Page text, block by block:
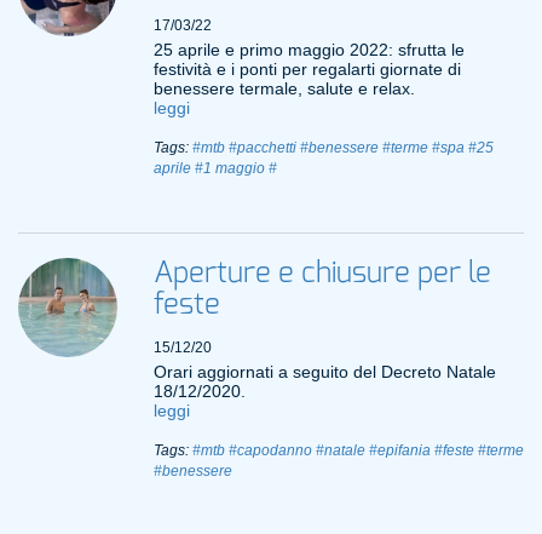
17/03/22
25 aprile e primo maggio 2022: sfrutta le
festività e i ponti per regalarti giornate di
benessere termale, salute e relax.
leggi
Tags: #mtb #pacchetti #benessere #terme #spa #25
aprile #1 maggio #
Aperture e chiusure per le
feste
15/12/20
Orari aggiornati a seguito del Decreto Natale
18/12/2020.
leggi
Tags: #mtb #capodanno #natale #epifania #feste #terme
#benessere